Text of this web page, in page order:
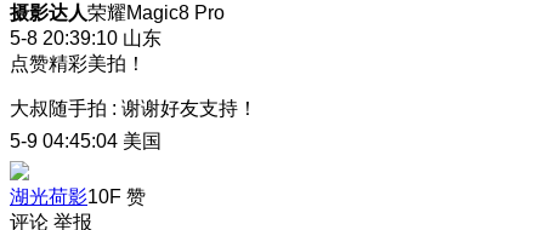
摄影达人荣耀Magic8 Pro
5-8 20:39:10 山东
点赞精彩美拍！
大叔随手拍 : 谢谢好友支持！
5-9 04:45:04 美国
湖光荷影10F 赞
评论 举报